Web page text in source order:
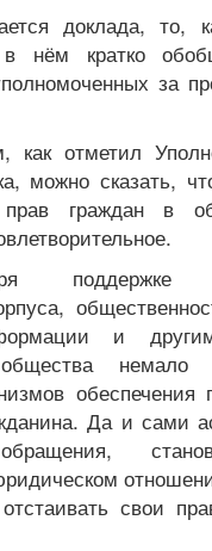
доклада, то,
нём кратко
за
как отметил
можно сказать,
прав граждан в
поддержке
и
общества
Да и сами
свои